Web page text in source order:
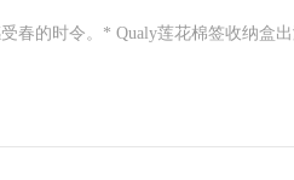
春的时令。* Qualy莲花棉签收纳盒